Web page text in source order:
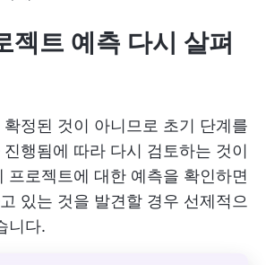
젝트 예측 다시 살펴
정된 것이 아니므로 초기 단계를
행됨에 따라 다시 검토하는 것이
프로젝트에 대한 예측을 확인하면
있는 것을 발견할 경우 선제적으
니다.